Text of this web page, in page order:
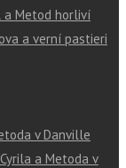
a Metod horliví
a verní pastieri
v Danville
a Metoda v